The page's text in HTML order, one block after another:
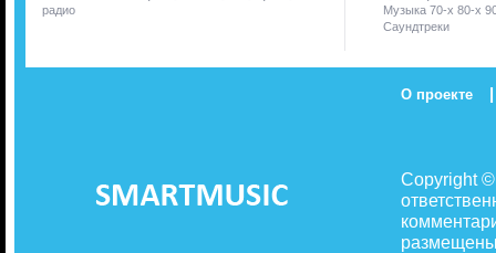
радио
Музыка 70-х 80-х
Саундтреки
О проекте |
Copyright
размещены